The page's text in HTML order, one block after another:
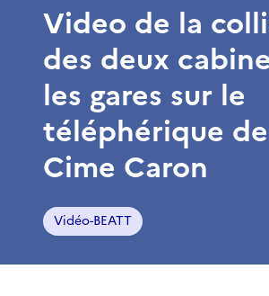
Video de la
des deux
les gares sur le
téléphérique
Cime Caron
Vidéo-BEATT